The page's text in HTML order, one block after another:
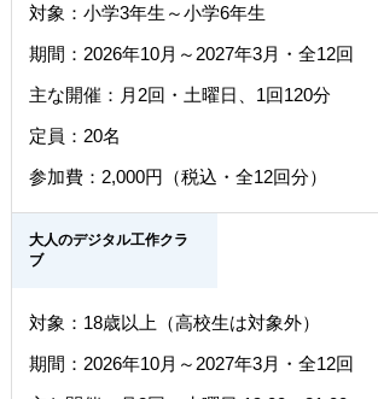
対象：小学3年生～小学6年生
期間：2026年10月～2027年3月・全12回
主な開催：月2回・土曜日、1回120分
定員：20名
参加費：2,000円（税込・全12回分）
大人のデジタル工作クラ
ブ
対象：18歳以上（高校生は対象外）
期間：2026年10月～2027年3月・全12回